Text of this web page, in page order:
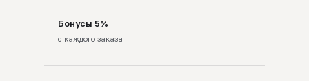
Бонусы 5%
с каждого заказа